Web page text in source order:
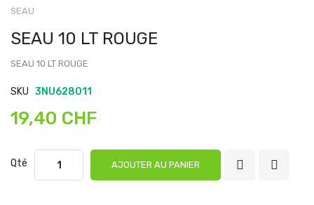
SEAU
SEAU 10 LT ROUGE
SEAU 10 LT ROUGE
SKU 3NU628011
19,40 CHF
Qté AJOUTER AU PANIER